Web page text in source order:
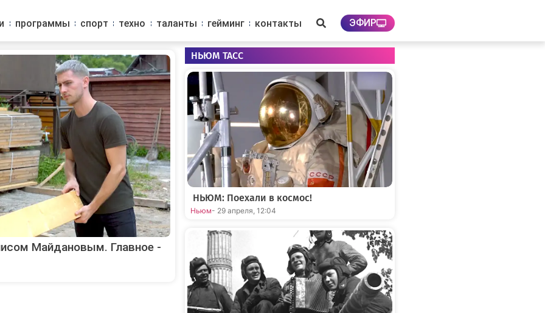
программы спорт техно таланты гейминг контакты ЭФИР
Майдановым. Главное -
НЬЮМ ТАСС
НЬЮМ: Поехали в космос!
Ньюм- 29 апреля, 12:04